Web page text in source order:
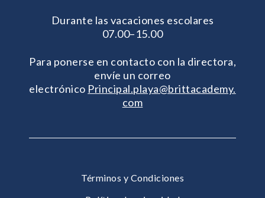
Durante las vacaciones escolares
07.00–15.00
Para ponerse en contacto con la directora,
envíe un correo
electrónico Principal.playa@brittacademy.
com
Términos y Condiciones